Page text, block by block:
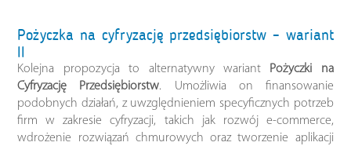
Pożyczka na cyfryzację przedsiębiorstw – wariant
II
Kolejna propozycja to alternatywny wariant Pożyczki na
Cyfryzację Przedsiębiorstw. Umożliwia on finansowanie
podobnych działań, z uwzględnieniem specyficznych potrzeb
firm w zakresie cyfryzacji, takich jak rozwój e-commerce,
wdrożenie rozwiązań chmurowych oraz tworzenie aplikacji